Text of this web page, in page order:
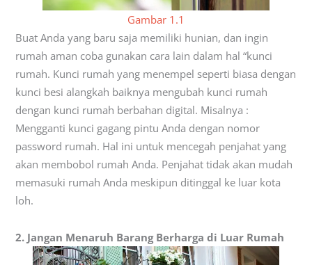
Gambar 1.1
Buat Anda yang baru saja memiliki hunian, dan ingin
rumah aman coba gunakan cara lain dalam hal “kunci
rumah. Kunci rumah yang menempel seperti biasa dengan
kunci besi alangkah baiknya mengubah kunci rumah
dengan kunci rumah berbahan digital. Misalnya :
Mengganti kunci gagang pintu Anda dengan nomor
password rumah. Hal ini untuk mencegah penjahat yang
akan membobol rumah Anda. Penjahat tidak akan mudah
memasuki rumah Anda meskipun ditinggal ke luar kota
loh.
2. Jangan Menaruh Barang Berharga di Luar Rumah